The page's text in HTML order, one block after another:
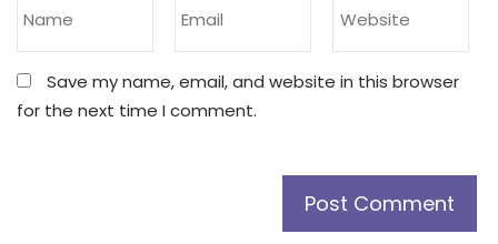
Save my name, email, and website in this browser
for the next time I comment.